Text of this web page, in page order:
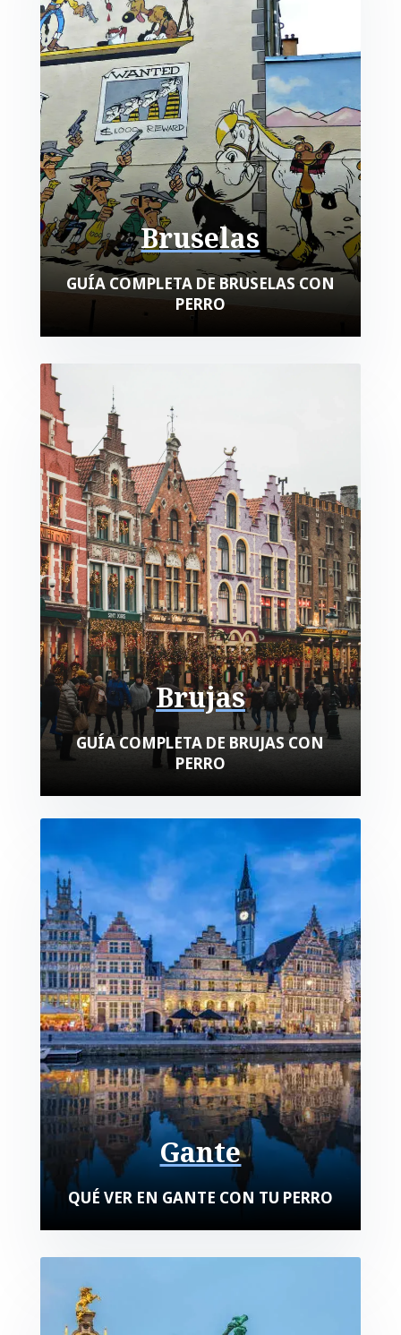
Bruselas
GUÍA COMPLETA DE BRUSELAS CON
PERRO
Brujas
GUÍA COMPLETA DE BRUJAS CON
PERRO
Gante
QUÉ VER EN GANTE CON TU PERRO